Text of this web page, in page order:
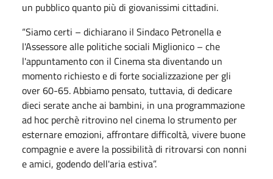
un pubblico quanto più di giovanissimi cittadini.
“Siamo certi – dichiarano il Sindaco Petronella e
l'Assessore alle politiche sociali Miglionico – che
l'appuntamento con il Cinema sta diventando un
momento richiesto e di forte socializzazione per gli
over 60-65. Abbiamo pensato, tuttavia, di dedicare
dieci serate anche ai bambini, in una programmazione
ad hoc perchè ritrovino nel cinema lo strumento per
esternare emozioni, affrontare difficoltà, vivere buone
compagnie e avere la possibilità di ritrovarsi con nonni
e amici, godendo dell'aria estiva”.